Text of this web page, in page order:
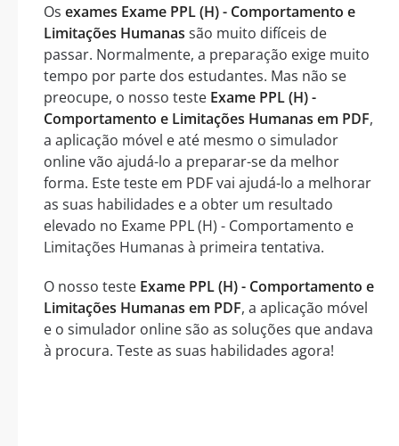
Os exames Exame PPL (H) - Comportamento e
Limitações Humanas são muito difíceis de
passar. Normalmente, a preparação exige muito
tempo por parte dos estudantes. Mas não se
preocupe, o nosso teste Exame PPL (H) -
Comportamento e Limitações Humanas em PDF,
a aplicação móvel e até mesmo o simulador
online vão ajudá-lo a preparar-se da melhor
forma. Este teste em PDF vai ajudá-lo a melhorar
as suas habilidades e a obter um resultado
elevado no Exame PPL (H) - Comportamento e
Limitações Humanas à primeira tentativa.
O nosso teste Exame PPL (H) - Comportamento e
Limitações Humanas em PDF, a aplicação móvel
e o simulador online são as soluções que andava
à procura. Teste as suas habilidades agora!